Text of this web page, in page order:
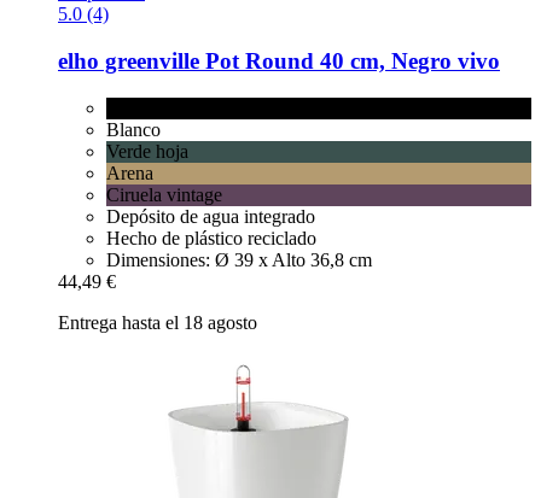
5.0 (4)
elho greenville Pot Round 40 cm, Negro vivo
Blanco
Verde hoja
Arena
Ciruela vintage
Depósito de agua integrado
Hecho de plástico reciclado
Dimensiones: Ø 39 x Alto 36,8 cm
44,49 €
Entrega hasta el 18 agosto